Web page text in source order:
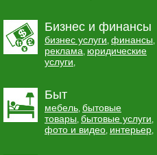
Бизнес и финансы
бизнес услуги, финансы,
реклама, юридические
услуги,
Быт
мебель, бытовые
товары, бытовые услуги,
фото и видео, интерьер,